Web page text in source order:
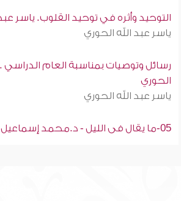
التوحيد وأثره في توحيد القلوب. ياسر
ياسر عبد الله الحوري
رسائل وتوصيات بمناسبة العام الدراسي .
الحوري
ياسر عبد الله الحوري
05-ما يقال فى الليل - د.محمد إسماعيل المقدم